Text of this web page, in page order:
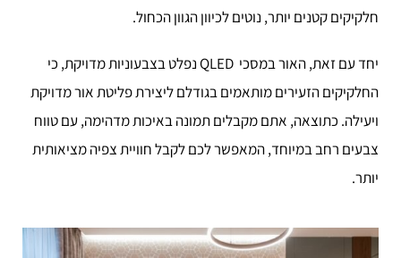
חלקיקים קטנים יותר, נוטים לכיוון הגוון הכחול.
יחד עם זאת, האור במסכי QLED נפלט בצבעוניות מדויקת, כי
החלקיקים הזעירים מותאמים בגודלם ליצירת פליטת אור מדויקת
ויעילה. כתוצאה, אתם מקבלים תמונה באיכות מדהימה, עם טווח
צבעים רחב במיוחד, המאפשר לכם לקבל חוויית צפיה מציאותית
יותר.